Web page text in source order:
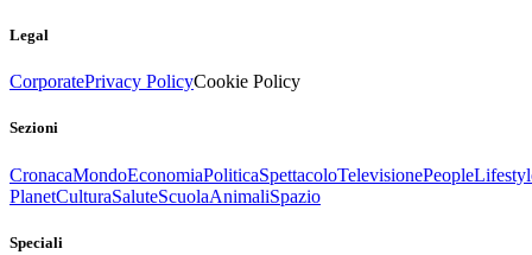
Legal
CorporatePrivacy PolicyCookie Policy
Sezioni
CronacaMondoEconomiaPoliticaSpettacoloTelevisionePeople
PlanetCulturaSaluteScuolaAnimaliSpazio
Speciali